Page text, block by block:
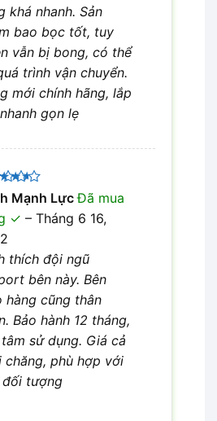
khá nhanh. Sản
bao bọc tốt, tuy
vẫn bị bong, có thể
trình vận chuyển.
mới chính hãng, lắp
gọn lẹ
Mạnh LựcĐã mua
– Tháng 6 16,
thích đội ngũ
bên này. Bên
hàng cũng thân
Bảo hành 12 tháng,
sử dụng. Giá cả
chăng, phù hợp với
tượng